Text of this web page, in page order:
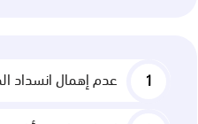
عدم إهمال انسداد